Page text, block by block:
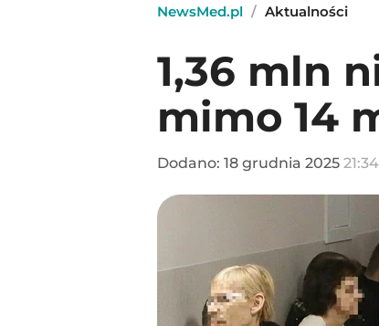
NewsMed.pl / Aktualności
1,36 mln
mimo 14
Dodano: 18 grudnia 2025 21:34